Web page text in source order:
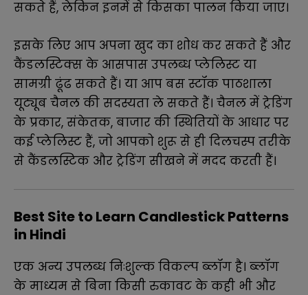
सकते हैं, लेकिन इनमें से किसका पालन किया जाए।
इसके लिए आप अपना खुद का शोध कर सकते हैं और
कैंडलस्टिक्स के आसपास उपलब्ध प्लेलिस्ट या
सामग्री ढूंढ सकते हैं। या आप बस स्टॉक पाठशाला
यूट्यूब चैनल की सदस्यता ले सकते हैं। चैनल में ट्रेडिंग
के प्रकार, संकेतक, बाजार की स्थितियों के आधार पर
कई प्लेलिस्ट हैं, जो आपको शुरू से ही दिलचस्प तरीके
से कैंडलस्टिक और ट्रेडिंग सीखने में मदद करती हैं।
Best Site to Learn Candlestick Patterns
in Hindi
एक अन्य उपलब्ध निःशुल्क विकल्प ब्लॉग है। ब्लॉग
के माध्यम से बिना किसी रुकावट के कही भी और